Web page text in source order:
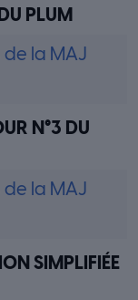
PLUM
la MAJ
N°3 DU
la MAJ
SIMPLIFIÉE